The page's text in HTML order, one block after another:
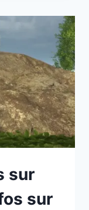
sur
sur